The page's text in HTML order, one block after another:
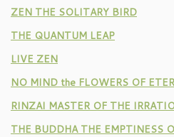
ZEN THE SOLITARY BIRD
THE QUANTUM LEAP
LIVE ZEN
NO MIND the FLOWERS OF
RINZAI MASTER OF THE
THE BUDDHA THE EMPTINESS